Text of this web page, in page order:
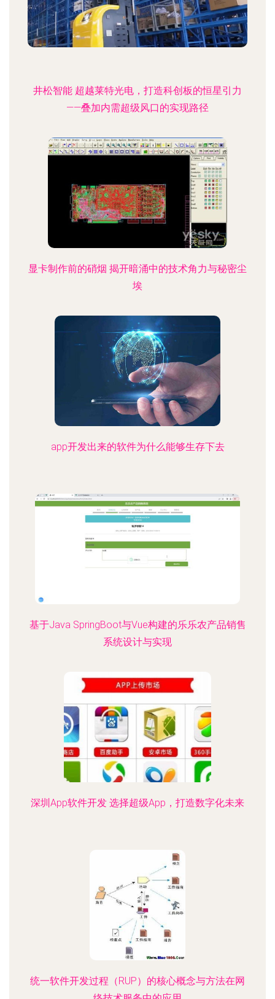
井松智能 超越莱特光电，打造科创板的恒星引力
——叠加内需超级风口的实现路径
显卡制作前的硝烟 揭开暗涌中的技术角力与秘密尘
埃
app开发出来的软件为什么能够生存下去
基于Java SpringBoot与Vue构建的乐乐农产品销售
系统设计与实现
深圳App软件开发 选择超级App，打造数字化未来
统一软件开发过程（RUP）的核心概念与方法在网